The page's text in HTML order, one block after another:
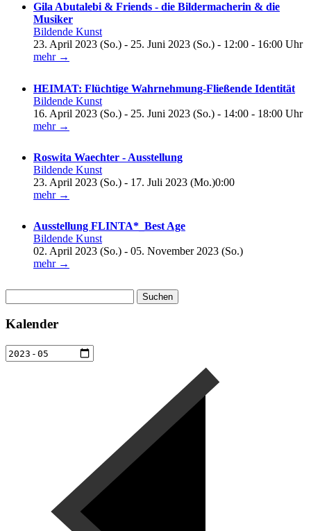
Gila Abutalebi & Friends - die Bildermacherin & die
Musiker
Bildende Kunst
23. April 2023 (So.) - 25. Juni 2023 (So.) - 12:00 - 16:00 Uhr
mehr →
HEIMAT: Flüchtige Wahrnehmung-Fließende Identität
Bildende Kunst
16. April 2023 (So.) - 25. Juni 2023 (So.) - 14:00 - 18:00 Uhr
mehr →
Roswita Waechter - Ausstellung
Bildende Kunst
23. April 2023 (So.) - 17. Juli 2023 (Mo.)0:00
mehr →
Ausstellung FLINTA*_Best Age
Bildende Kunst
02. April 2023 (So.) - 05. November 2023 (So.)
mehr →
nach:
Kalender